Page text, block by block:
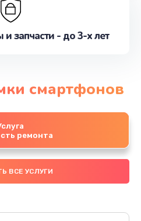
и запчасти - до 3-х лет
смартфонов
ремонта
ВСЕ УСЛУГИ